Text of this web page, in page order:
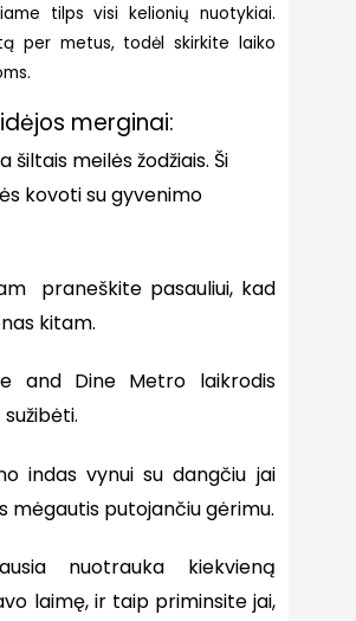
tilps visi kelionių nuotykiai.
per metus, todėl skirkite laiko
merginai:
meilės žodžiais. Ši
kovoti su gyvenimo
praneškite pasauliui, kad
kitam.
and Dine Metro laikrodis
indas vynui su dangčiu jai
mėgautis putojančiu gėrimu.
nuotrauka kiekvieną
laimę, ir taip priminsite jai,